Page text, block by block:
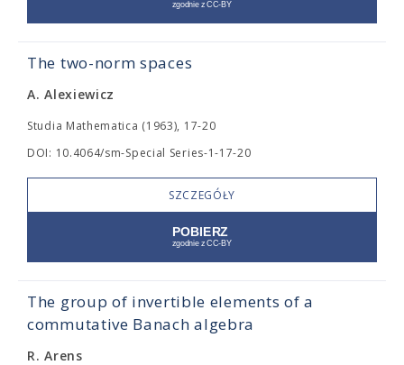
The two-norm spaces
A. Alexiewicz
Studia Mathematica (1963), 17-20
DOI: 10.4064/sm-Special Series-1-17-20
SZCZEGÓŁY
The group of invertible elements of a
commutative Banach algebra
R. Arens